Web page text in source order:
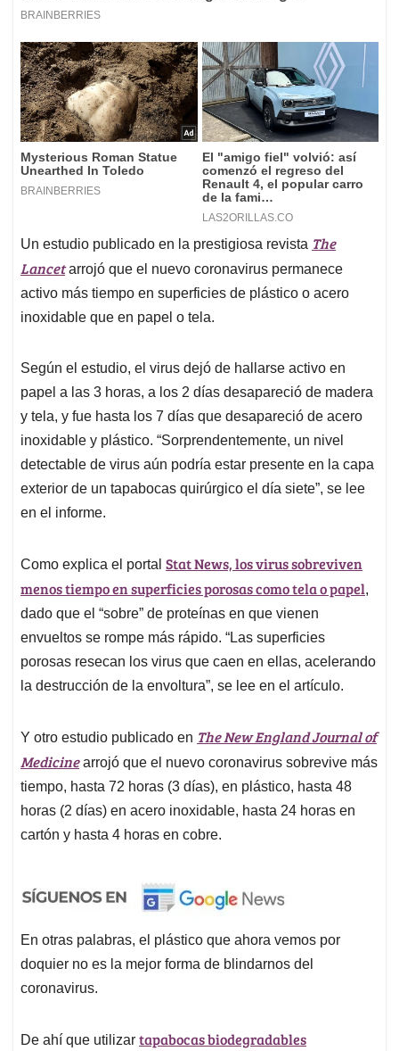
Un estudio publicado en la prestigiosa revista The
Lancetarrojó que el nuevo coronavirus permanece
activo más tiempo en superficies de plástico o acero
inoxidable que en papel o tela.
Según el estudio, el virus dejó de hallarse activo en
papel a las 3 horas, a los 2 días desapareció de madera
y tela, y fue hasta los 7 días que desapareció de acero
inoxidable y plástico. “Sorprendentemente, un nivel
detectable de virus aún podría estar presente en la capa
exterior de un tapabocas quirúrgico el día siete”, se lee
en el informe.
Como explica el portal Stat News, los virus sobreviven
menos tiempo en superficies porosas como tela o papel,
dado que el “sobre” de proteínas en que vienen
envueltos se rompe más rápido. “Las superficies
porosas resecan los virus que caen en ellas, acelerando
la destrucción de la envoltura”, se lee en el artículo.
Y otro estudio publicado en The New England Journal of
Medicinearrojó que el nuevo coronavirus sobrevive más
tiempo, hasta 72 horas (3 días), en plástico, hasta 48
horas (2 días) en acero inoxidable, hasta 24 horas en
cartón y hasta 4 horas en cobre.
En otras palabras, el plástico que ahora vemos por
doquier no es la mejor forma de blindarnos del
coronavirus.
De ahí que utilizar tapabocas biodegradables